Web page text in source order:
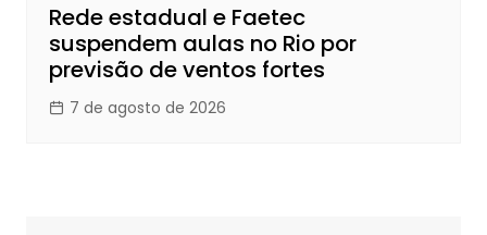
Rede estadual e Faetec
suspendem aulas no Rio por
previsão de ventos fortes
7 de agosto de 2026